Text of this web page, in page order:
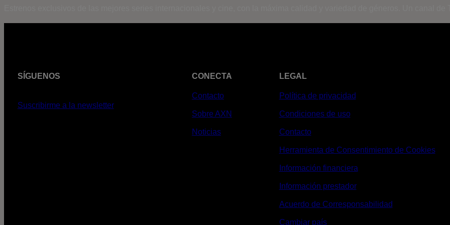
SÍGUENOS
Suscribirme a la newsletter
CONECTA
Contacto
Sobre AXN
Noticias
LEGAL
Política de privacidad
Condiciones de uso
Contacto
Herramienta de Consentimiento de Cookies
Información financiera
Información prestador
Acuerdo de Corresponsabilidad
Cambiar país